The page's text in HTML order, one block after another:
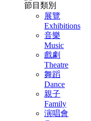
節目類別
展覽
Exhibitions
音樂
Music
戲劇
Theatre
舞蹈
Dance
親子
Family
演唱會